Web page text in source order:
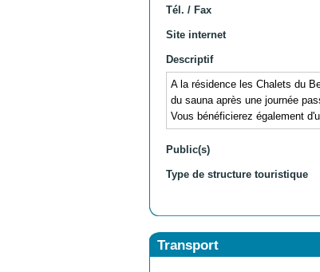
Tél. / Fax
Site internet
Descriptif
A la résidence les Chalets du
du sauna après une journée
Vous bénéficierez également
Public(s)
Type de structure touristique
Transport